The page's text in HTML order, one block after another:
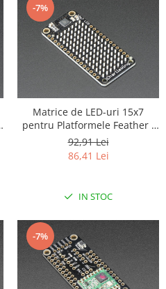
-7%
Matrice de LED-uri 15x7
pentru Platformele Feather -
Rosu
92,91 Lei
86,41 Lei
IN STOC
-7%